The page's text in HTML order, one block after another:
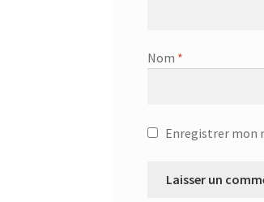
Nom *
Enregistrer mon